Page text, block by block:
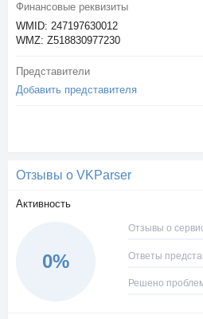
Финансовые реквизиты
WMID: 247197630012
WMZ: Z518830977230
Представители
Добавить представителя
Отзывы о VKParser
Активность
0%
Отзывы о
Ответы
Решено